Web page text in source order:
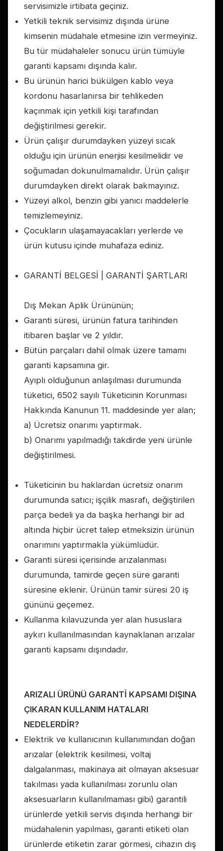
servisimizle irtibata geçiniz.
Yetkili teknik servisimiz dışında ürüne
kimsenin müdahale etmesine izin vermeyiniz.
Bu tür müdahaleler sonucu ürün tümüyle
garanti kapsamı dışında kalır.
Bu ürünün harici bükülgen kablo veya
kordonu hasarlanırsa bir tehlikeden
kaçınmak için yetkili kişi tarafından
değiştirilmesi gerekir.
Ürün çalışır durumdayken yüzeyi sıcak
olduğu için ürünün enerjisi kesilmelidir ve
soğumadan dokunulmamalıdır. Ürün çalışır
durumdayken direkt olarak bakmayınız.
Yüzeyi alkol, benzin gibi yanıcı maddelerle
temizlemeyiniz.
Çocukların ulaşamayacakları yerlerde ve
ürün kutusu içinde muhafaza ediniz.
GARANTİ BELGESİ | GARANTİ ŞARTLARI
Dış Mekan Aplik Ürününün;
Garanti süresi, ürünün fatura tarihinden
itibaren başlar ve 2 yıldır.
Bütün parçaları dahil olmak üzere tamamı
garanti kapsamına gir.
Ayıplı olduğunun anlaşılması durumunda
tüketici, 6502 sayılı Tüketicinin Korunması
Hakkında Kanunun 11. maddesinde yer alan;
a) Ücretsiz onarımı yaptırmak.
b) Onarımı yapılmadığı takdirde yeni ürünle
değiştirilmesi.
Tüketicinin bu haklardan ücretsiz onarım
durumunda satıcı; işçilik masrafı, değiştirilen
parça bedeli ya da başka herhangi bir ad
altında hiçbir ücret talep etmeksizin ürünün
onarımını yaptırmakla yükümlüdür.
Garanti süresi içerisinde arızalanması
durumunda, tamirde geçen süre garanti
süresine eklenir. Ürünün tamir süresi 20 iş
gününü geçemez.
Kullanma kılavuzunda yer alan hususlara
aykırı kullanılmasından kaynaklanan arızalar
garanti kapsamı dışındadır.
ARIZALI ÜRÜNÜ GARANTİ KAPSAMI DIŞINA
ÇIKARAN KULLANIM HATALARI
NEDELERDİR?
Elektrik ve kullanıcının kullanımından doğan
arızalar (elektrik kesilmesi, voltaj
dalgalanması, makinaya ait olmayan aksesuar
takılması yada kullanılması zorunlu olan
aksesuarların kullanılmaması gibi) garantili
ürünlerde yetkili servis dışında herhangi bir
müdahalenin yapılması, garanti etiketi olan
ürünlerde etiketin zarar görmesi, cihazın dış